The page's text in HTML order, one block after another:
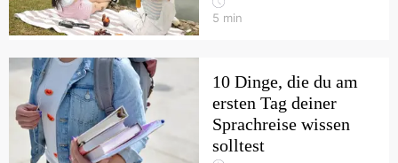
5 min
10 Dinge, die du am
ersten Tag deiner
Sprachreise wissen
solltest